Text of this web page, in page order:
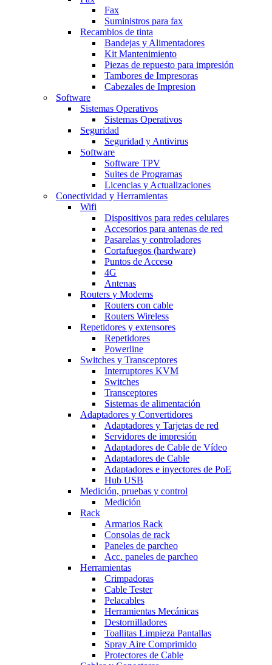
Fax
Suministros para fax
Recambios de tinta
Bandejas y Alimentadores
Kit Mantenimiento
Piezas de repuesto para impresión
Tambores de Impresoras
Cabezales de Impresion
Software
Sistemas Operativos
Sistemas Operativos
Seguridad
Seguridad y Antivirus
Software
Software TPV
Suites de Programas
Licencias y Actualizaciones
Conectividad y Herramientas
Wifi
Dispositivos para redes celulares
Accesorios para antenas de red
Pasarelas y controladores
Cortafuegos (hardware)
Puntos de Acceso
4G
Antenas
Routers y Modems
Routers con cable
Routers Wireless
Repetidores y extensores
Repetidores
Powerline
Switches y Transceptores
Interruptores KVM
Switches
Transceptores
Sistemas de alimentación
Adaptadores y Convertidores
Adaptadores y Tarjetas de red
Servidores de impresión
Adaptadores de Cable de Vídeo
Adaptadores de Cable
Adaptadores e inyectores de PoE
Hub USB
Medición, pruebas y control
Medición
Rack
Armarios Rack
Consolas de rack
Paneles de parcheo
Acc. paneles de parcheo
Herramientas
Crimpadoras
Cable Tester
Pelacables
Herramientas Mecánicas
Destornilladores
Toallitas Limpieza Pantallas
Spray Aire Comprimido
Protectores de Cable